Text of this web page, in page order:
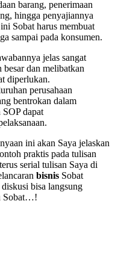
barang, penerimaan
hingga penyajiannya
Sobat harus membuat
sampai pada konsumen.
jelas sangat
besar dan melibatkan
diperlukan.
perusahaan
bentrokan dalam
dapat
ini akan Saya jelaskan
praktis pada tulisan
serial tulisan Saya di
bisnis Sobat
bisa langsung
Sobat…!